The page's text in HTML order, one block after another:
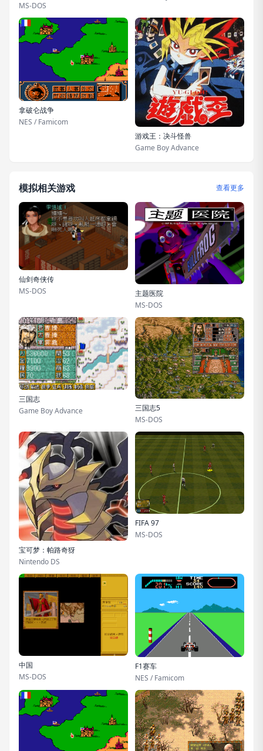
MS-DOS
拿破仑战争
NES / Famicom
游戏王：决斗怪兽
Game Boy Advance
模拟相关游戏 查看更多
仙剑奇侠传
MS-DOS
主题医院
MS-DOS
三国志
Game Boy Advance
三国志5
MS-DOS
宝可梦：帕路奇犽
Nintendo DS
FIFA 97
MS-DOS
中国
MS-DOS
F1赛车
NES / Famicom